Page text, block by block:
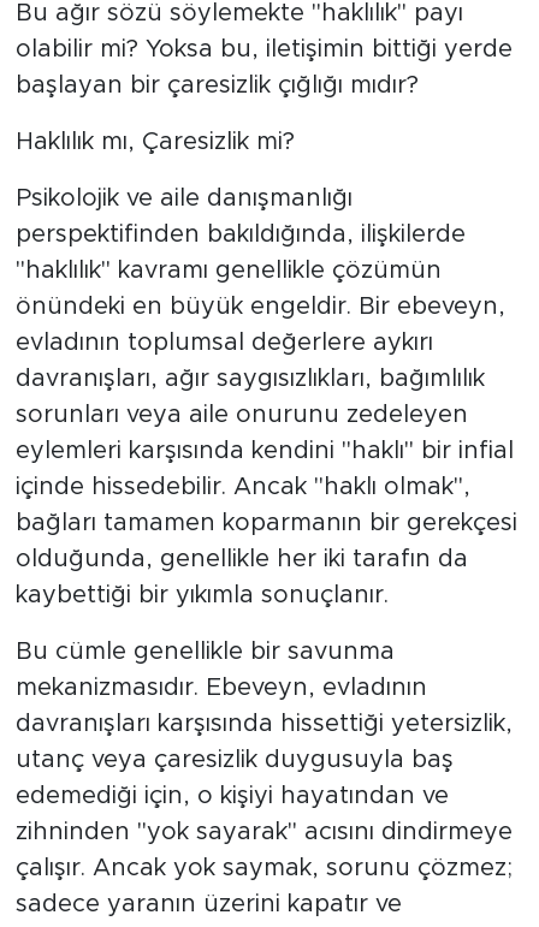
Bu ağır sözü söylemekte "haklılık" payı
olabilir mi? Yoksa bu, iletişimin bittiği yerde
başlayan bir çaresizlik çığlığı mıdır?
​Haklılık mı, Çaresizlik mi?
​Psikolojik ve aile danışmanlığı
perspektifinden bakıldığında, ilişkilerde
"haklılık" kavramı genellikle çözümün
önündeki en büyük engeldir. Bir ebeveyn,
evladının toplumsal değerlere aykırı
davranışları, ağır saygısızlıkları, bağımlılık
sorunları veya aile onurunu zedeleyen
eylemleri karşısında kendini "haklı" bir infial
içinde hissedebilir. Ancak "haklı olmak",
bağları tamamen koparmanın bir gerekçesi
olduğunda, genellikle her iki tarafın da
kaybettiği bir yıkımla sonuçlanır.
​Bu cümle genellikle bir savunma
mekanizmasıdır. Ebeveyn, evladının
davranışları karşısında hissettiği yetersizlik,
utanç veya çaresizlik duygusuyla baş
edemediği için, o kişiyi hayatından ve
zihninden "yok sayarak" acısını dindirmeye
çalışır. Ancak yok saymak, sorunu çözmez;
sadece yaranın üzerini kapatır ve
EKONOMİ
SPOR
KÜLTÜR SANAT
YAŞAM
TARİHTEN GÜNÜMÜZE
KADIN
SAĞLIK
SİYASET
MEDYA KÖŞESİ
VİDEOLAR
ALINTI YAZARLAR
SOSYAL MEDYA